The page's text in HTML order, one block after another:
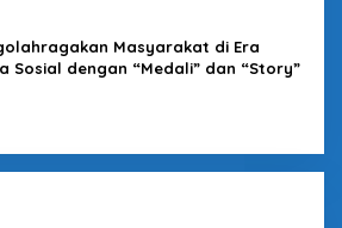
Masyarakat di Era
Sosial dengan “Medali” dan “Story”